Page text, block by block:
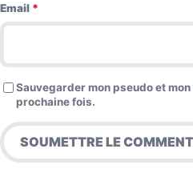
Email *
Sauvegarder mon pseudo et
prochaine fois.